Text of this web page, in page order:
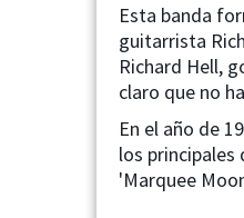
Esta banda
guitarrista
Richard Hell,
claro que no
En el año de
los
'Marquee